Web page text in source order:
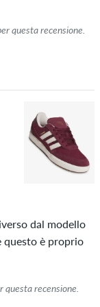
questa recensione.
dal modello
questo è proprio
recensione.